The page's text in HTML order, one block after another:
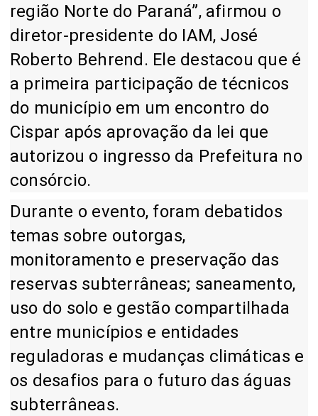
região Norte do Paraná”, afirmou o
diretor-presidente do IAM, José
Roberto Behrend. Ele destacou que é
a primeira participação de técnicos
do município em um encontro do
Cispar após aprovação da lei que
autorizou o ingresso da Prefeitura no
consórcio.
Durante o evento, foram debatidos
temas sobre outorgas,
monitoramento e preservação das
reservas subterrâneas; saneamento,
uso do solo e gestão compartilhada
entre municípios e entidades
reguladoras e mudanças climáticas e
os desafios para o futuro das águas
subterrâneas.